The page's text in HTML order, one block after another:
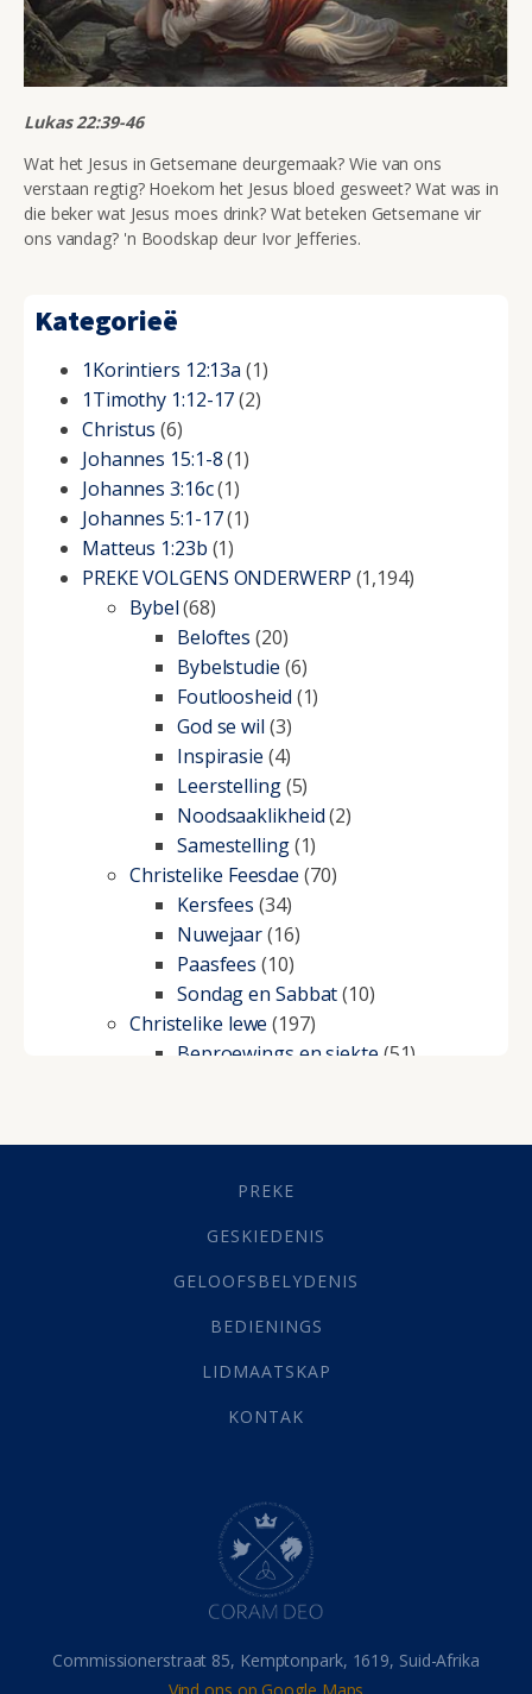
Lukas 22:39-46
Wat het Jesus in Getsemane deurgemaak? Wie van ons
verstaan regtig? Hoekom het Jesus bloed gesweet? Wat was in
die beker wat Jesus moes drink? Wat beteken Getsemane vir
ons vandag? 'n Boodskap deur Ivor Jefferies.
Kategorieë
1Korintiers 12:13a (1)
1Timothy 1:12-17(2)
Christus (6)
Johannes 15:1-8(1)
Johannes 3:16c(1)
Johannes 5:1-17(1)
Matteus 1:23b (1)
PREKE VOLGENS ONDERWERP (1,194)
Bybel(68)
Beloftes (20)
Bybelstudie (6)
Foutloosheid (1)
God se wil (3)
Inspirasie (4)
Leerstelling(5)
Noodsaaklikheid(2)
Samestelling(1)
Christelike Feesdae (70)
Kersfees (34)
Nuwejaar(16)
Paasfees (10)
Sondag en Sabbat(10)
Christelike lewe (197)
Beproewings en siekte (51)
Geestelike Groei(10)
(21)
Grys Areas(4)
Lewensdoel(3)
Selfondersoek(1)
Werk(22)
(142)
Hemel (31)
Israel (14)
Millennium(1)
Oordeelsdag(19)
Verheerlikte liggaam
Wederkoms
(27)
PREKE
GESKIEDENIS
GELOOFSBELYDENIS
BEDIENINGS
LIDMAATSKAP
KONTAK
Commissionerstraat 85, Kemptonpark, 1619, Suid-Afrika